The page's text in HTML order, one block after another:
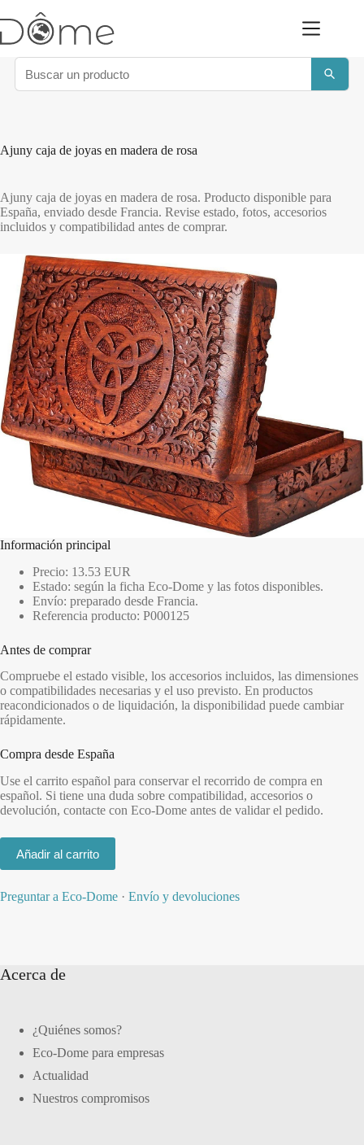
al
contenido
Ajuny caja de joyas en madera de rosa
Ajuny caja de joyas en madera de rosa. Producto disponible para
España, enviado desde Francia. Revise estado, fotos, accesorios
incluidos y compatibilidad antes de comprar.
Información principal
Precio: 13.53 EUR
Estado: según la ficha Eco-Dome y las fotos disponibles.
Envío: preparado desde Francia.
Referencia producto: P000125
Antes de comprar
Compruebe el estado visible, los accesorios incluidos, las dimensiones
o compatibilidades necesarias y el uso previsto. En productos
reacondicionados o de liquidación, la disponibilidad puede cambiar
rápidamente.
Compra desde España
Use el carrito español para conservar el recorrido de compra en
español. Si tiene una duda sobre compatibilidad, accesorios o
devolución, contacte con Eco-Dome antes de validar el pedido.
Añadir al carrito
Preguntar a Eco-Dome · Envío y devoluciones
Acerca de
¿Quiénes somos?
Eco-Dome para empresas
Actualidad
Nuestros compromisos